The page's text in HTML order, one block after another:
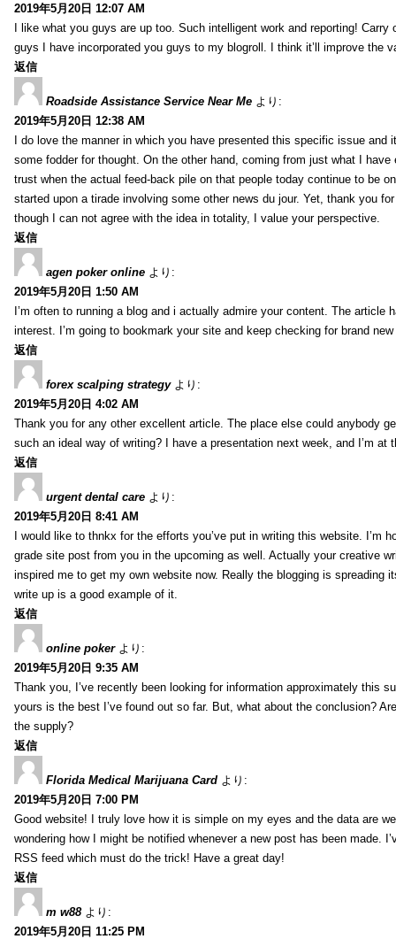
2019年5月20日 12:07 AM
I like what you guys are up too. Such intelligent work and reporting! Carry
guys I have incorporated you guys to my blogroll. I think it’ll improve the
返信
Roadside Assistance Service Near Me より:
2019年5月20日 12:38 AM
I do love the manner in which you have presented this specific issue and
some fodder for thought. On the other hand, coming from just what I have
trust when the actual feed-back pile on that people today continue to be
started upon a tirade involving some other news du jour. Yet, thank you
though I can not agree with the idea in totality, I value your perspective.
返信
agen poker online より:
2019年5月20日 1:50 AM
I’m often to running a blog and i actually admire your content. The article
interest. I’m going to bookmark your site and keep checking for brand
返信
forex scalping strategy より:
2019年5月20日 4:02 AM
Thank you for any other excellent article. The place else could anybody
such an ideal way of writing? I have a presentation next week, and I’m at
返信
urgent dental care より:
2019年5月20日 8:41 AM
I would like to thnkx for the efforts you’ve put in writing this website. I’m
grade site post from you in the upcoming as well. Actually your creative
inspired me to get my own website now. Really the blogging is spreading
write up is a good example of it.
返信
online poker より:
2019年5月20日 9:35 AM
Thank you, I’ve recently been looking for information approximately this
yours is the best I’ve found out so far. But, what about the conclusion?
the supply?
返信
Florida Medical Marijuana Card より:
2019年5月20日 7:00 PM
Good website! I truly love how it is simple on my eyes and the data are
wondering how I might be notified whenever a new post has been made.
RSS feed which must do the trick! Have a great day!
返信
m w88 より:
2019年5月20日 11:25 PM